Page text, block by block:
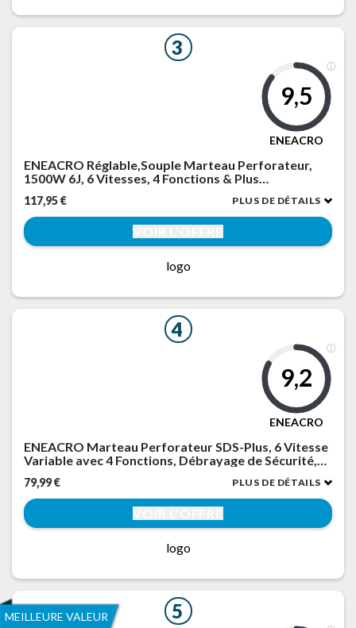
3
9,5
ENEACRO
ENEACRO Réglable,Souple Marteau Perforateur,
1500W 6J, 6 Vitesses, 4 Fonctions & Plus
Embrayage de Sécurité & Technologie Anti-
vibration
117,95 € PLUS DE DÉTAILS
logo
4
9,2
ENEACRO
ENEACRO Marteau Perforateur SDS-Plus, 6 Vitesse
Variable avec 4 Fonctions, Débrayage de Sécurité,
Capacité de Perçage de 26 mm dans le béton - 3
Forets, 2 Burins et Boîtes Inclus
79,99 € PLUS DE DÉTAILS
logo
5
MEILLEURE VALEUR